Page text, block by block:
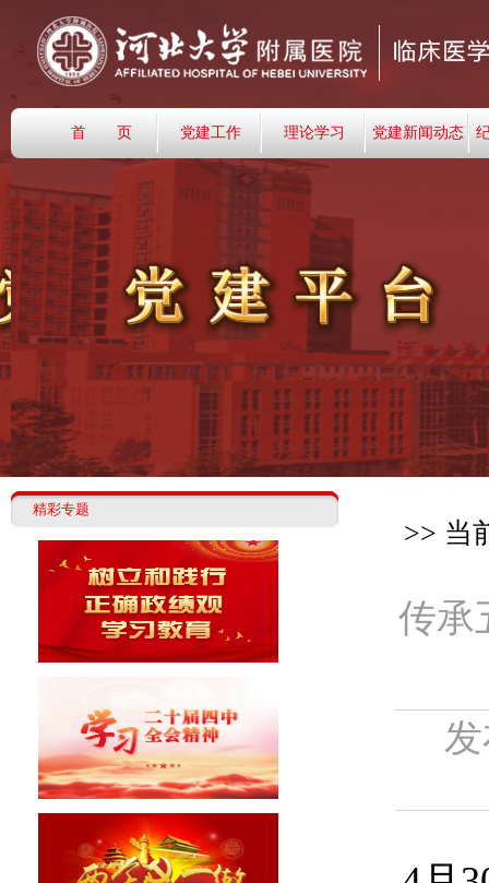
首 页 党建工作 理论学习 党建新闻动态
精彩专题
>> 当
传承